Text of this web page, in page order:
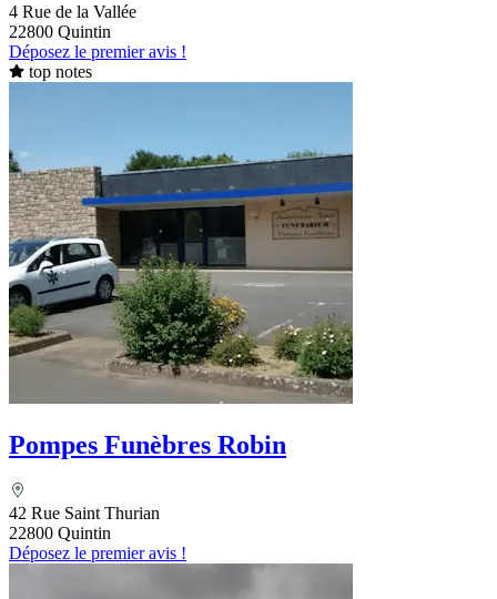
4 Rue de la Vallée
22800 Quintin
Déposez le premier avis !
top notes
Pompes Funèbres Robin
42 Rue Saint Thurian
22800 Quintin
Déposez le premier avis !